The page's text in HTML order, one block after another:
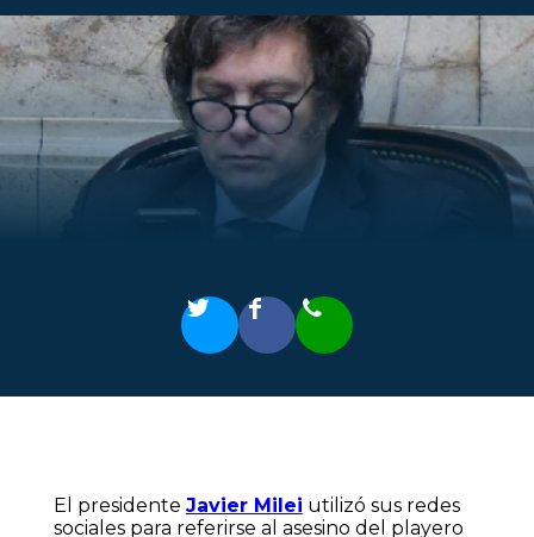
El presidente Javier Milei utilizó sus redes
sociales para referirse al asesino del playero